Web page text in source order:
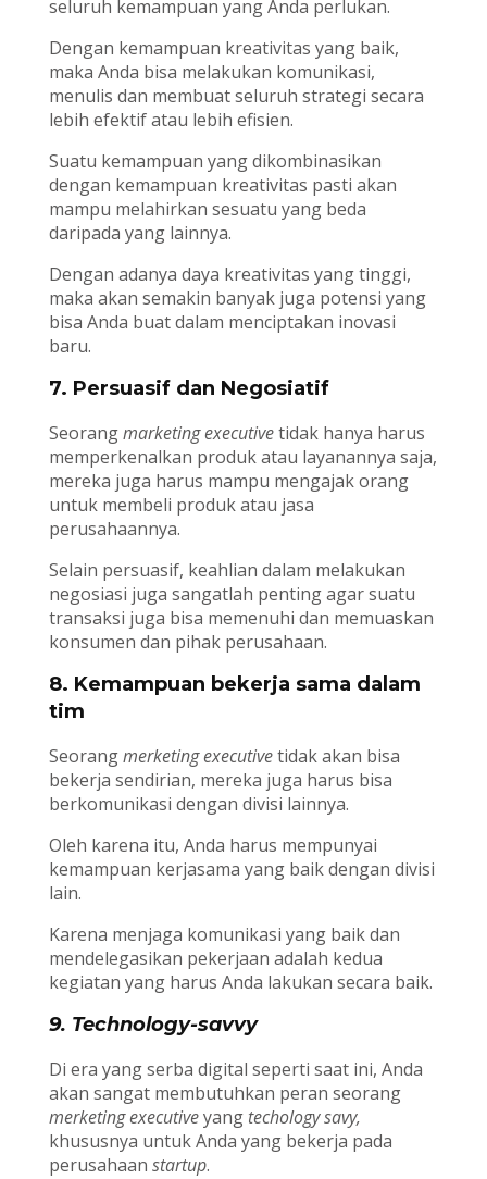
seluruh kemampuan yang Anda perlukan.
Dengan kemampuan kreativitas yang baik,
maka Anda bisa melakukan komunikasi,
menulis dan membuat seluruh strategi secara
lebih efektif atau lebih efisien.
Suatu kemampuan yang dikombinasikan
dengan kemampuan kreativitas pasti akan
mampu melahirkan sesuatu yang beda
daripada yang lainnya.
Dengan adanya daya kreativitas yang tinggi,
maka akan semakin banyak juga potensi yang
bisa Anda buat dalam menciptakan inovasi
baru.
7. Persuasif dan Negosiatif
Seorangmarketing executivetidak hanya harus
memperkenalkan produk atau layanannya saja,
mereka juga harus mampu mengajak orang
untuk membeli produk atau jasa
perusahaannya.
Selain persuasif, keahlian dalam melakukan
negosiasi juga sangatlah penting agar suatu
transaksi juga bisa memenuhi dan memuaskan
konsumen dan pihak perusahaan.
8. Kemampuan bekerja sama dalam
tim
Seorangmerketing executivetidak akan bisa
bekerja sendirian, mereka juga harus bisa
berkomunikasi dengan divisi lainnya.
Oleh karena itu, Anda harus mempunyai
kemampuan kerjasama yang baik dengan divisi
lain.
Karena menjaga komunikasi yang baik dan
mendelegasikan pekerjaan adalah kedua
kegiatan yang harus Anda lakukan secara baik.
9. Technology-savvy
Di era yang serba digital seperti saat ini, Anda
akan sangat membutuhkan peran seorang
merketing executiveyangtechology savy,
khususnya untuk Anda yang bekerja pada
perusahaan startup.